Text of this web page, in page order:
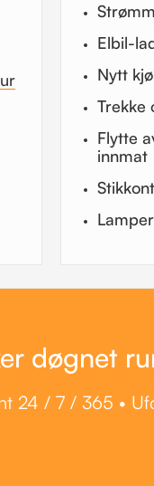
Elbil-
Nytt
Trekke
Flytte
innmat
døgnet
24 / 7 / 365 •